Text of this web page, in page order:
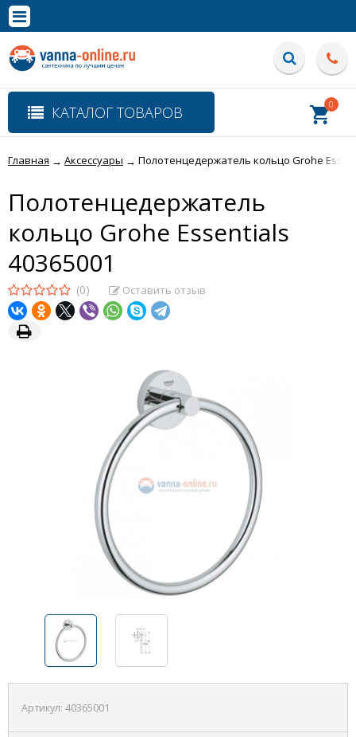
Полная версия сайта
КАТАЛОГ ТОВАРОВ 0
Главная → Аксессуары → Полотенцедержатель кольцо Grohe
Полотенцедержатель
кольцо Grohe Essentials
40365001
(0) Оставить отзыв
Артикул: 40365001